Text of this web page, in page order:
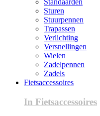
Standaarden
Sturen
Stuurpennen
Trapassen
Verlichting
Versnellingen
Wielen
Zadelpennen
Zadels
Fietsaccessoires
In Fietsaccessoires